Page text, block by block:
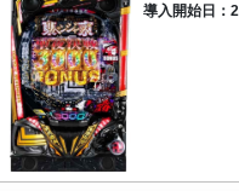
導入開始日：